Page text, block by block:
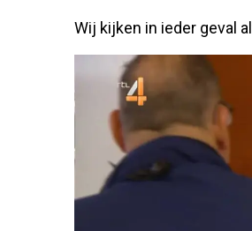
Wij kijken in ieder geval